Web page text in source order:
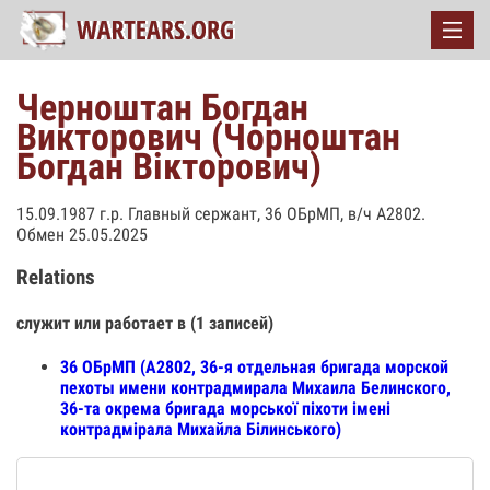
Черноштан Богдан
Викторович (Чорноштан
Богдан Вікторович)
15.09.1987 г.р. Главный сержант, 36 ОБрМП, в/ч А2802.
Обмен 25.05.2025
Relations
служит или работает в (1 записей)
36 ОБрМП (А2802, 36-я отдельная бригада морской
пехоты имени контрадмирала Михаила Белинского,
36-та окрема бригада морської піхоти імені
контрадмірала Михайла Білинського)